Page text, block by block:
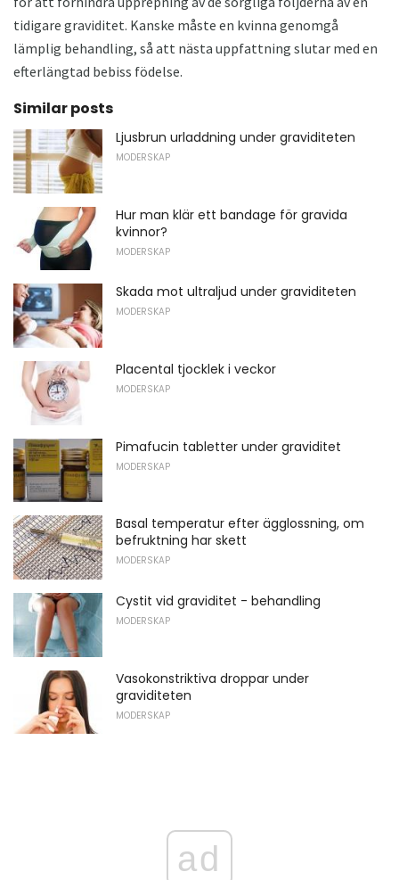
tidigare graviditet. Kanske måste en kvinna genomgå
lämplig behandling, så att nästa uppfattning slutar med en
efterlängtad bebiss födelse.
Similar posts
Ljusbrun urladdning under graviditeten
MODERSKAP
Hur man klär ett bandage för gravida
kvinnor?
MODERSKAP
Skada mot ultraljud under graviditeten
MODERSKAP
Placental tjocklek i veckor
MODERSKAP
Pimafucin tabletter under graviditet
MODERSKAP
Basal temperatur efter ägglossning, om
befruktning har skett
MODERSKAP
Cystit vid graviditet - behandling
MODERSKAP
Vasokonstriktiva droppar under
graviditeten
MODERSKAP
ad